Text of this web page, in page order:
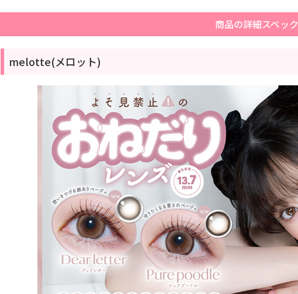
商品の詳細スペック
melotte(メロット)